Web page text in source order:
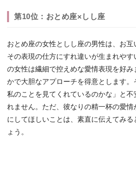
第10位：おとめ座×しし座
おとめ座の女性としし座の男性は、お互
その表現の仕方にすれ違いが生まれや
の女性は繊細で控えめな愛情表現を好
かで大胆なアプローチを得意とします
私のことを見てくれているのかな」と不
れません。ただ、彼なりの精一杯の愛
にしてほしいことは、素直に伝えてみ
ょう。